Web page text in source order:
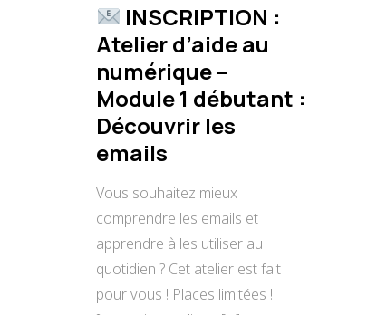
INSCRIPTION :
Atelier d’aide au
numérique –
Module 1 débutant :
Découvrir les
emails
Vous souhaitez mieux
comprendre les emails et
apprendre à les utiliser au
quotidien ? Cet atelier est fait
pour vous ! Places limitées !